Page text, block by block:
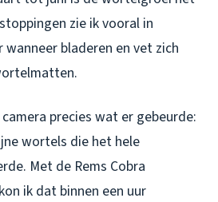
zie ik vooral in
bladeren en vet zich
precies wat er gebeurde:
wortels die het hele
Met de Rems Cobra
ik dat binnen een uur